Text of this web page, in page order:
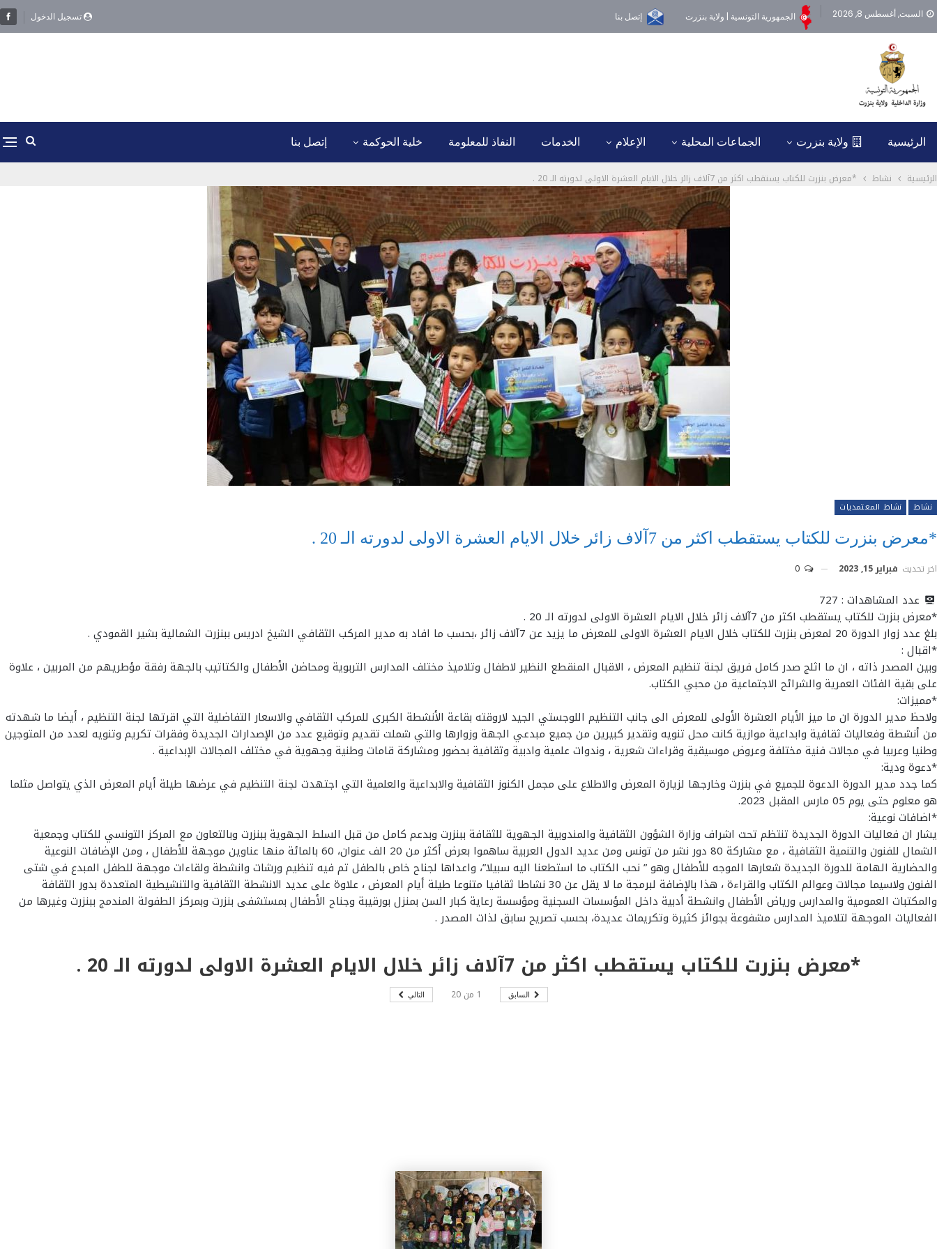
تسجيل الدخول السبت, أغسطس 8, 2026 الجمهورية التونسية | ولاية بنزرت إتصل بنا
الرئيسية ولاية بنزرت الجماعات المحلية الإعلام الخدمات النفاذ للمعلومة خلية الحوكمة إتصل بنا
الرئيسية نشاط *معرض بنزرت للكتاب يستقطب اكثر من 7آلاف زائر خلال الايام العشرة الاولى لدورته الـ 20 .
نشاط نشاط المعتمديات
*معرض بنزرت للكتاب يستقطب اكثر من 7آلاف زائر خلال الايام العشرة الاولى لدورته الـ 20 .
اخر تحديث فبراير 15, 2023
عدد المشاهدات : 727
*معرض بنزرت للكتاب يستقطب اكثر من 7آلاف زائر خلال الايام العشرة الاولى لدورته الـ 20 .
بلغ عدد زوار الدورة 20 لمعرض بنزرت للكتاب خلال الايام العشرة الاولى للمعرض ما يزيد عن 7آلاف زائر ،بحسب ما افاد به مدير المركب الثقافي الشيخ ادريس ببنزرت الشمالية بشير القمودي .
*اقبال :
وبين المصدر ذاته ، ان ما اثلج صدر كامل فريق لجنة تنظيم المعرض ، الاقبال المنقطع النظير لاطفال وتلاميذ مختلف المدارس التربوية ومحاضن الأطفال والكتاتيب بالجهة رفقة مؤطريهم من المربين ، علاوة
على بقية الفئات العمرية والشرائح الاجتماعية من محبي الكتاب.
*مميزات:
ولاحظ مدير الدورة ان ما ميز الأيام العشرة الأولى للمعرض الى جانب التنظيم اللوجستي الجيد لاروقته بقاعة الأنشطة الكبرى للمركب الثقافي والاسعار التفاضلية التي اقرتها لجنة التنظيم ، أيضا ما شهدته
من أنشطة وفعاليات ثقافية وابداعية موازية كانت محل تنويه وتقدير كبيرين من جميع مبدعي الجهة وزوارها والتي شملت تقديم وتوقيع عدد من الإصدارات الجديدة وفقرات تكريم وتنويه لعدد من المتوجين
وطنيا وعربيا في مجالات فنية مختلفة وعروض موسيقية وقراءات شعرية ، وندوات علمية وادبية وثقافية بحضور ومشاركة قامات وطنية وجهوية في مختلف المجالات الإبداعية .
*دعوة ودية:
كما جدد مدير الدورة الدعوة للجميع في بنزرت وخارجها لزيارة المعرض والاطلاع على مجمل الكنوز الثقافية والابداعية والعلمية التي اجتهدت لجنة التنظيم في عرضها طيلة أيام المعرض الذي يتواصل مثلما
هو معلوم حتى يوم 05 مارس المقبل 2023.
*اضافات نوعية:
يشار ان فعاليات الدورة الجديدة تنتظم تحت اشراف وزارة الشؤون الثقافية والمندوبية الجهوية للثقافة ببنزرت وبدعم كامل من قبل السلط الجهوية ببنزرت وبالتعاون مع المركز التونسي للكتاب وجمعية
الشمال للفنون والتنمية الثقافية ، مع مشاركة 80 دور نشر من تونس ومن عديد الدول العربية ساهموا بعرض أكثر من 20 الف عنوان، 60 بالمائة منها عناوين موجهة للأطفال ، ومن الإضافات النوعية
والحضارية الهامة للدورة الجديدة شعارها الموجه للأطفال وهو ” نحب الكتاب ما استطعنا اليه سبيلا”، واعداها لجناح خاص بالطفل تم فيه تنظيم ورشات وانشطة ولقاءات موجهة للطفل المبدع في شتى
الفنون ولاسيما مجالات وعوالم الكتاب والقراءة ، هذا بالإضافة لبرمجة ما لا يقل عن 30 نشاطا ثقافيا متنوعا طيلة أيام المعرض ، علاوة على عديد الانشطة الثقافية والتنشيطية المتعددة بدور الثقافة
والمكتبات العمومية والمدارس ورياض الأطفال وانشطة أدبية داخل المؤسسات السجنية ومؤسسة رعاية كبار السن بمنزل بورقيبة وجناح الأطفال بمستشفى بنزرت وبمركز الطفولة المندمج ببنزرت وغيرها من
الفعاليات الموجهة لتلاميذ المدارس مشفوعة بجوائز كثيرة وتكريمات عديدة، بحسب تصريح سابق لذات المصدر .
*معرض بنزرت للكتاب يستقطب اكثر من 7آلاف زائر خلال الايام العشرة الاولى لدورته الـ 20 .
السابق 1 من20 التالي